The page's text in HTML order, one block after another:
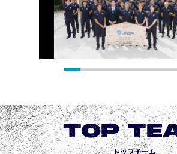
TOP
トップチーム